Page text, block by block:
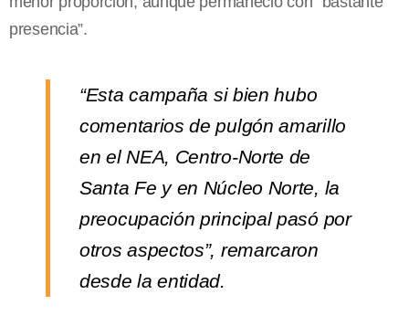
presencia”.
“Esta campaña sibien hubo
comentarios de pulgón amarillo
en el NEA, Centro-Norte de
Santa Fe y en Núcleo Norte, la
preocupación principal pasó por
otros aspectos”, remarcaron
desde la entidad.